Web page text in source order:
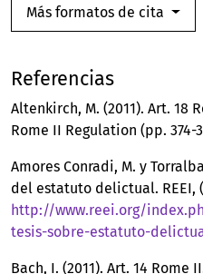
Más formatos de cita
Referencias
Altenkirch, M. (2011). Art. 18
Rome II Regulation (pp. 374-
Amores Conradi, M. y
del estatuto delictual. REEI,
http://www.reei.org/
tesis-sobre-estatuto-
Bach, I. (2011). Art. 14 Rome